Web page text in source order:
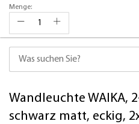
zum
Inhalt
Wandleuchte WAIKA,
schwarz matt, eckig,
Menge: